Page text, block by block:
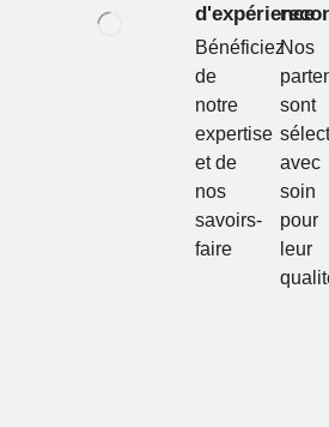
d'expérience
Bénéficiez
de
notre
expertise
et de
nos
savoirs-
faire
Nos
sont
avec
soin
pour
leur